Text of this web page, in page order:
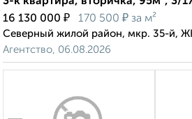
16 130 000 ₽ 170 500 ₽ за м²
Северный жилой район, мкр. 35-й,
Агентство, 06.08.2026